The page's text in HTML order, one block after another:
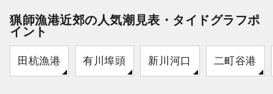
猟師漁港近郊の人気潮見表・タイドグラフポ
イント
田杭漁港 有川埠頭 新川河口 二町谷港